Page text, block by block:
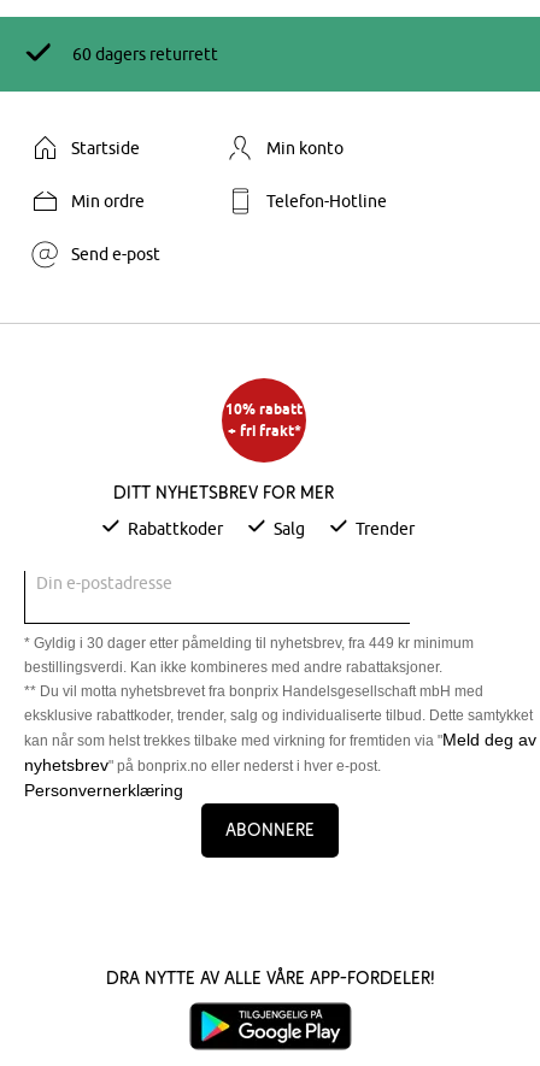
60 dagers returrett
Startside Min konto
Min ordre Telefon-Hotline
Send e-post
10% rabatt
+ fri frakt*
Ditt nyhetsbrev for mer
Rabattkoder Salg Trender
Din e-postadresse
* Gyldig i 30 dager etter påmelding til nyhetsbrev, fra 449 kr minimum
bestillingsverdi. Kan ikke kombineres med andre rabattaksjoner.
** Du vil motta nyhetsbrevet fra bonprix Handelsgesellschaft mbH med
eksklusive rabattkoder, trender, salg og individualiserte tilbud. Dette samtykket
kan når som helst trekkes tilbake med virkning for fremtiden via "Meld deg av
nyhetsbrev" på bonprix.no eller nederst i hver e-post.
Personvernerklæring
Abonnere
Dra nytte av alle våre app-fordeler!